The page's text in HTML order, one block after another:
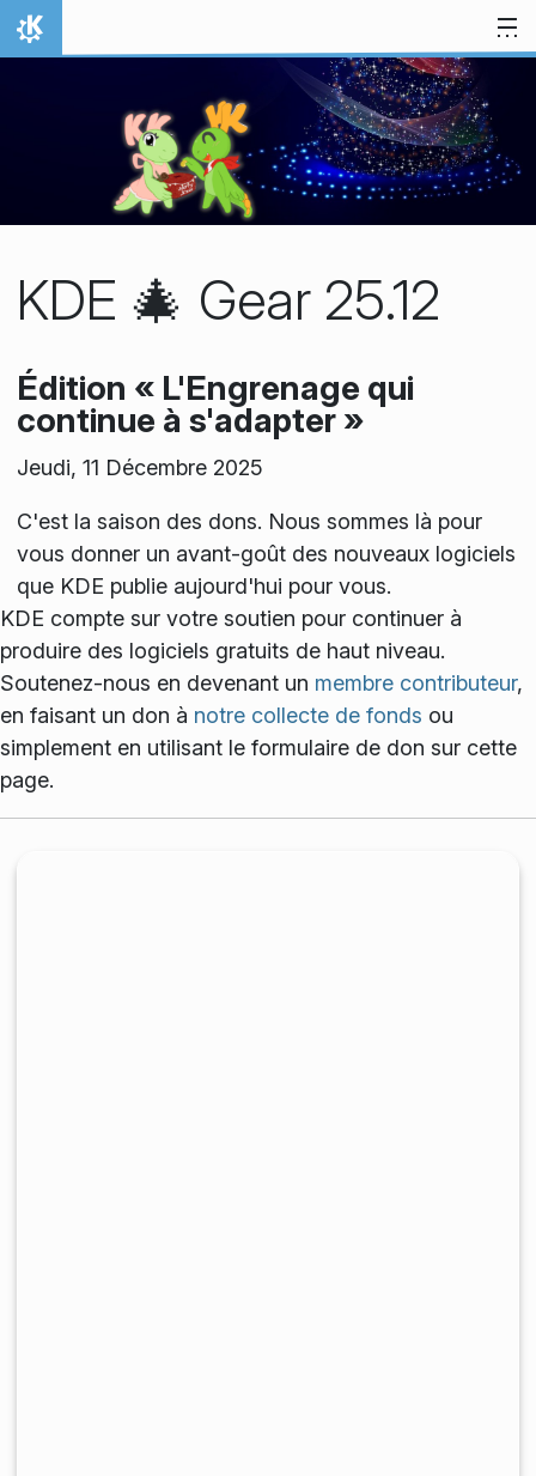
Aller directement au contenu
Accueil
KDE 🎄 Gear 25.12
Édition « L'Engrenage qui
continue à s'adapter »
Jeudi, 11 Décembre 2025
C'est la saison des dons. Nous sommes là pour
vous donner un avant-goût des nouveaux logiciels
que KDE publie aujourd'hui pour vous.
KDE compte sur votre soutien pour continuer à
produire des logiciels gratuits de haut niveau.
Soutenez-nous en devenant un membre contributeur,
en faisant un don à notre collecte de fonds ou
simplement en utilisant le formulaire de don sur cette
page.